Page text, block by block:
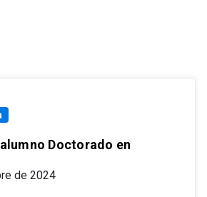
Doctorado en
de 2024